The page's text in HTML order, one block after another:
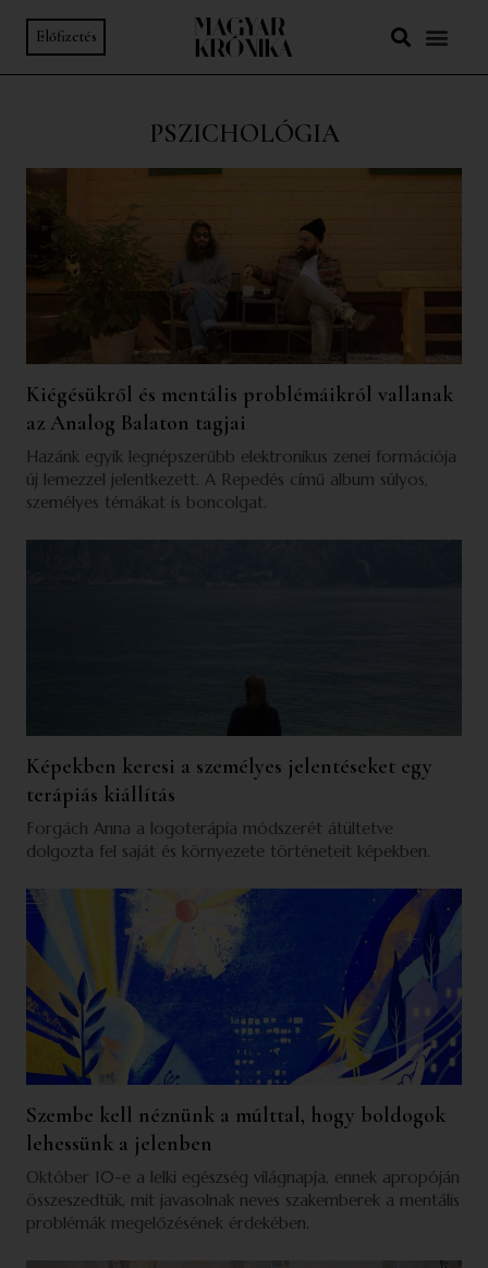
Előfizetés
PSZICHOLÓGIA
Kiégésükről és mentális problémáikról vallanak
az Analog Balaton tagjai
Hazánk egyik legnépszerűbb elektronikus zenei formációja
új lemezzel jelentkezett. A Repedés című album súlyos,
személyes témákat is boncolgat.
Képekben keresi a személyes jelentéseket egy
terápiás kiállítás
Forgách Anna a logoterápia módszerét átültetve
dolgozta fel saját és környezete történeteit képekben.
Szembe kell néznünk a múlttal, hogy boldogok
lehessünk a jelenben
Október 10-e a lelki egészség világnapja, ennek apropóján
összeszedtük, mit javasolnak neves szakemberek a mentális
problémák megelőzésének érdekében.